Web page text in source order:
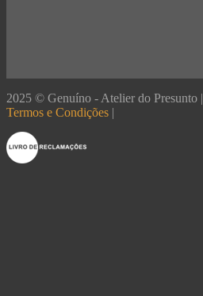
2025 © Genuíno - Atelier do Presunto |
Termos e Condições |